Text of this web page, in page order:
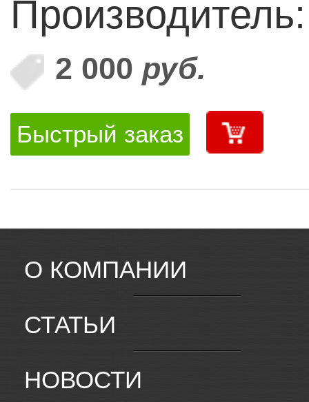
2 000 руб.
Быстрый заказ
О КОМПАНИИ
СТАТЬИ
НОВОСТИ